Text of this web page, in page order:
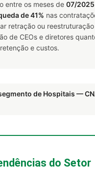
entre os meses de 07/
de 41% nas
retração ou
de CEOs e diretores
e custos.
de Hospitais —
do Setor